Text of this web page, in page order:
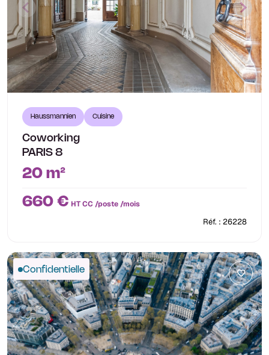
Haussmannien Cuisine
Coworking
PARIS 8
20 m²
660 € HT CC /poste /mois
Réf. : 26228
Confidentielle